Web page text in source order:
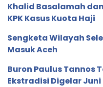
Khalid Basalamah
KPK Kasus Kuota Haji
Sengketa Wilayah
Masuk Aceh
Buron Paulus Tannos
Ekstradisi Digelar Juni